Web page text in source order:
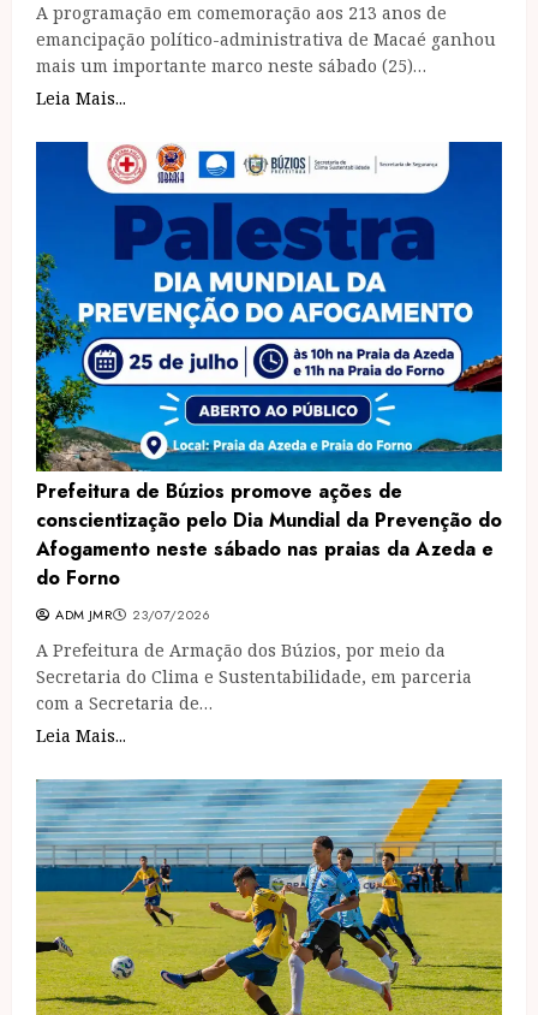
A programação em comemoração aos 213 anos de
emancipação político-administrativa de Macaé ganhou
mais um importante marco neste sábado (25)…
Leia Mais...
Prefeitura de Búzios promove ações de
conscientização pelo Dia Mundial da Prevenção do
Afogamento neste sábado nas praias da Azeda e
do Forno
ADM JMR 23/07/2026
A Prefeitura de Armação dos Búzios, por meio da
Secretaria do Clima e Sustentabilidade, em parceria
com a Secretaria de…
Leia Mais...